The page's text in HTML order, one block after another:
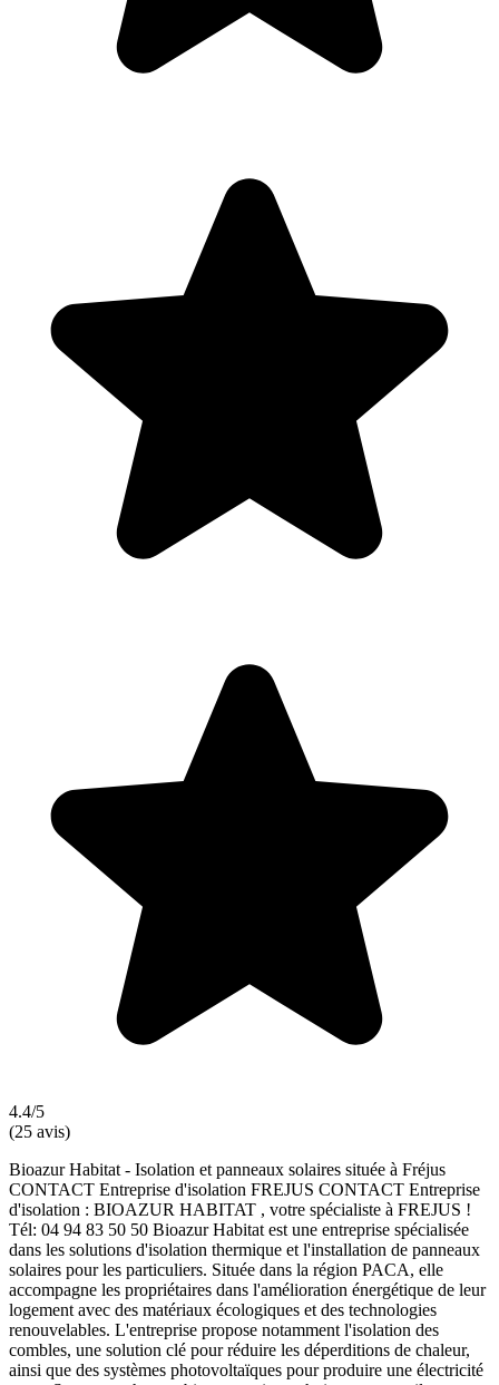
4.4/5
(25 avis)
Bioazur Habitat - Isolation et panneaux solaires située à Fréjus
CONTACT Entreprise d'isolation FREJUS CONTACT Entreprise
d'isolation : BIOAZUR HABITAT , votre spécialiste à FREJUS !
Tél: 04 94 83 50 50 Bioazur Habitat est une entreprise spécialisée
dans les solutions d'isolation thermique et l'installation de panneaux
solaires pour les particuliers. Située dans la région PACA, elle
accompagne les propriétaires dans l'amélioration énergétique de leur
logement avec des matériaux écologiques et des technologies
renouvelables. L'entreprise propose notamment l'isolation des
combles, une solution clé pour réduire les déperditions de chaleur,
ainsi que des systèmes photovoltaïques pour produire une électricité